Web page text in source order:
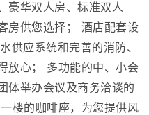
豪华双人房、标准双人
房供您选择； 酒店配套设
供应系统和完善的消防、
放心； 多功能的中、小会
体举办会议及商务洽谈的
楼的咖啡座，为您提供风